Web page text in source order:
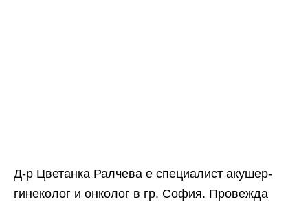
Д-р Цветанка Ралчева е специалист акушер-
гинеколог и онколог в гр. София. Провежда